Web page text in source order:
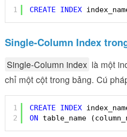
1 CREATE INDEX
Single-Column Index
Single-Column index là một
chỉ một cột trong bảng. Cú
1
2
CREATE INDEX
ON
table_name